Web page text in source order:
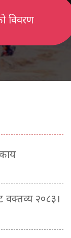
विवरण
वक्तव्य २०८३।